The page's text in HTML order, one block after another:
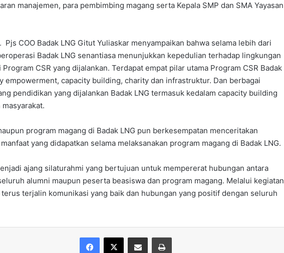
manajemen, para pembimbing magang serta Kepala SMP dan SMA Yayasan
Pjs COO Badak LNG Gitut Yuliaskar menyampaikan bahwa selama lebih dari
Badak LNG senantiasa menunjukkan kepedulian terhadap lingkungan
CSR yang dijalankan. Terdapat empat pilar utama Program CSR Badak
empowerment, capacity building, charity dan infrastruktur. Dan berbagai
pendidikan yang dijalankan Badak LNG termasuk kedalam capacity building
program magang di Badak LNG pun berkesempatan menceritakan
yang didapatkan selama melaksanakan program magang di Badak LNG.
ajang silaturahmi yang bertujuan untuk mempererat hubungan antara
alumni maupun peserta beasiswa dan program magang. Melalui kegiatan
terjalin komunikasi yang baik dan hubungan yang positif dengan seluruh
Facebook
X Share via Email Print